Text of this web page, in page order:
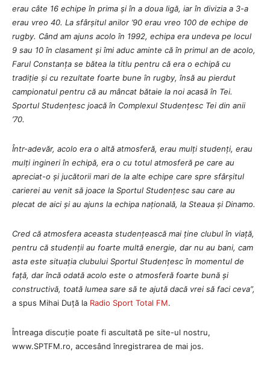
erau câte 16 echipe în prima și în a doua ligă, iar în divizia a 3-a
erau vreo 40. La sfârșitul anilor ’90 erau vreo 100 de echipe de
rugby. Când am ajuns acolo în 1992, echipa era undeva pe locul
9 sau 10 în clasament și îmi aduc aminte că în primul an de acolo,
Farul Constanța se bătea la titlu pentru că era o echipă cu
tradiție și cu rezultate foarte bune în rugby, însă au pierdut
campionatul pentru că au mâncat bătaie la noi acasă în Tei.
Sportul Studențesc joacă în Complexul Studențesc Tei din anii
’70.
Într-adevăr, acolo era o altă atmosferă, erau mulți studenți, erau
mulți ingineri în echipă, era o cu totul atmosferă pe care au
apreciat-o și jucătorii mari de la alte echipe care spre sfârșitul
carierei au venit să joace la Sportul Studențesc sau care au
plecat de aici și au ajuns la echipa națională, la Steaua și Dinamo.
Cred că atmosfera aceasta studențească mai ține clubul în viață,
pentru că studenții au foarte multă energie, dar nu au bani, cam
asta este situația clubului Sportul Studențesc în momentul de
față, dar încă odată acolo este o atmosferă foarte bună și
constructivă, toată lumea sare să te ajută dacă vrei să faci ceva”,
a spus Mihai Duță la Radio Sport Total FM.
Întreaga discuție poate fi ascultată pe site-ul nostru,
www.SPTFM.ro, accesând înregistrarea de mai jos.